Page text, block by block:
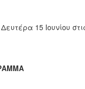
15 Ιουνίου